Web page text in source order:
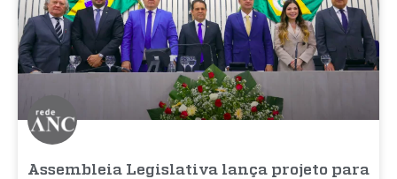
Assembleia Legislativa lança projeto para